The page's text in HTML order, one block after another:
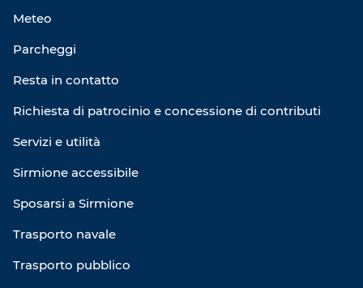
Meteo
Parcheggi
Resta in contatto
Richiesta di patrocinio e concessione di contributi
Servizi e utilità
Sirmione accessibile
Sposarsi a Sirmione
Trasporto navale
Trasporto pubblico